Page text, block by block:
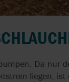
Da nur
liegen, ist